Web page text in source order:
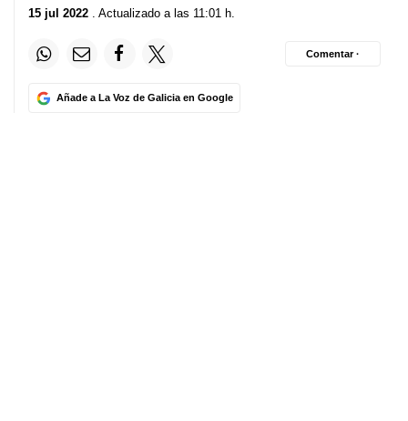
15 jul 2022 . Actualizado a las 11:01 h.
Añade a La Voz de Galicia en Google
Comentar ·